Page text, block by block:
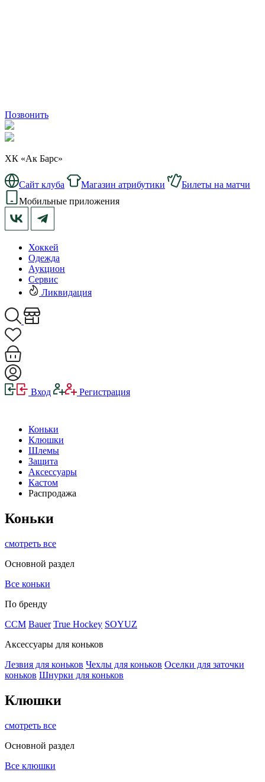
Позвонить
ХК «Ак Барс»
Сайт клуба Магазин атрибутики
Билеты на матчи
Мобильные приложения
Хоккей
Одежда
Аукцион
Сервис
Ликвидация
Вход Регистрация
Коньки
Клюшки
Шлемы
Защита
Аксессуары
Кастом
Распродажа
Коньки
смотреть все
Основной раздел
Все коньки
По бренду
ССМ Bauer True Hockey SOYUZ
Аксессуары для коньков
Лезвия для коньков Чехлы для коньков Оселки для заточки
коньков Шнурки для коньков
Клюшки
смотреть все
Основной раздел
Все клюшки